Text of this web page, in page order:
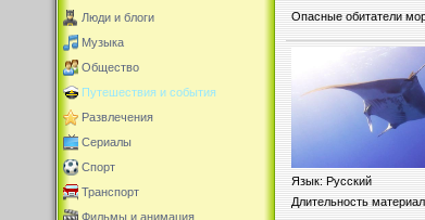
Люди и блоги
Музыка
Общество
Путешествия и события
Развлечения
Сериалы
Спорт
Транспорт
Фильмы и анимация
Опасные обитатели
Язык: Русский
Длительность